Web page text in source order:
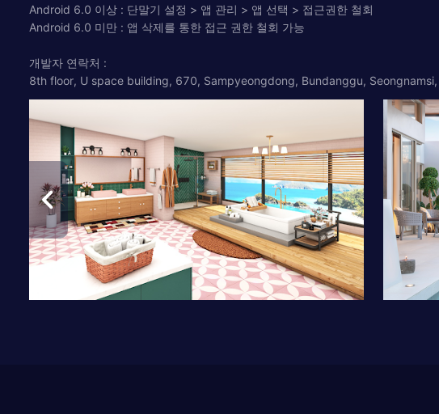
Android 6.0 이상 : 단말기 설정 > 앱 관리 > 앱 선택 > 접근권한 철회
Android 6.0 미만 : 앱 삭제를 통한 접근 권한 철회 가능
개발자 연락처 :
8th floor, U space building, 670, Sampyeongdong, Bundanggu,